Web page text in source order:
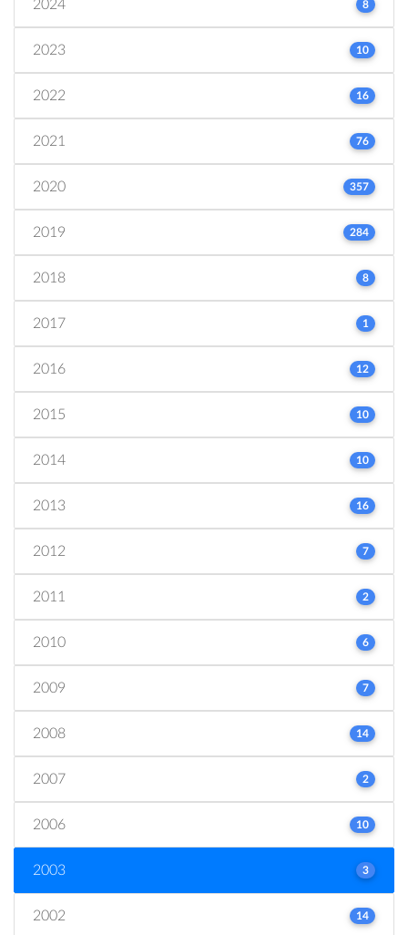
2024 8
2023 10
2022 16
2021 76
2020 357
2019 284
2018 8
2017 1
2016 12
2015 10
2014 10
2013 16
2012 7
2011 2
2010 6
2009 7
2008 14
2007 2
2006 10
2003 3
2002 14